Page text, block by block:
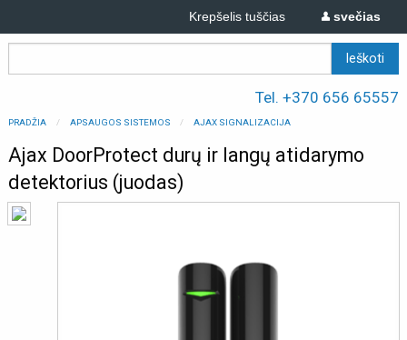
svečias
Krepšelis tuščias
Tel. +370 656 65557
PRADŽIA APSAUGOS SISTEMOS AJAX SIGNALIZACIJA
Ajax DoorProtect durų ir langų atidarymo
detektorius (juodas)